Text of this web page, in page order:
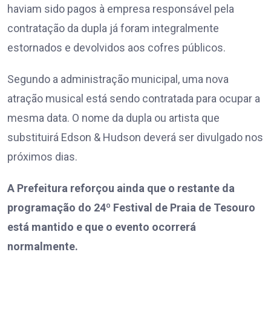
haviam sido pagos à empresa responsável pela
contratação da dupla já foram integralmente
estornados e devolvidos aos cofres públicos.
Segundo a administração municipal, uma nova
atração musical está sendo contratada para ocupar a
mesma data. O nome da dupla ou artista que
substituirá Edson & Hudson deverá ser divulgado nos
próximos dias.
A Prefeitura reforçou ainda que o restante da
programação do 24º Festival de Praia de Tesouro
está mantido e que o evento ocorrerá
normalmente.